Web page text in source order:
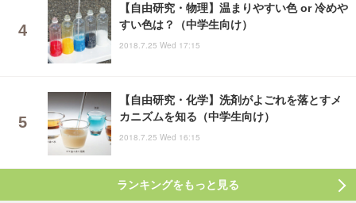
【自由研究・物理】温まりやすい色 or 冷めや
すい色は？（中学生向け）
2018.7.25 Wed 17:15
【自由研究・化学】洗剤がよごれを落とすメ
カニズムを知る（中学生向け）
2018.7.25 Wed 16:15
ランキングをもっと見る